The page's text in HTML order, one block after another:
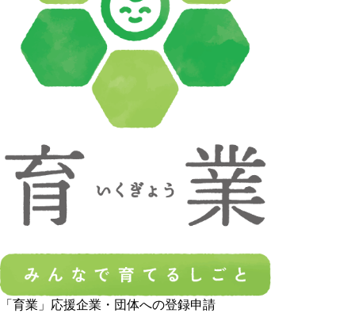
「育業」応援企業・団体への登録申請